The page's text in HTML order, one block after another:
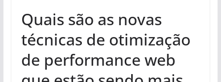
Quais são as novas
técnicas de otimização
de performance web